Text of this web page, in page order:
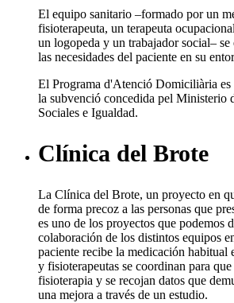
El equipo sanitario –formado por un
fisioterapeuta, un terapeuta
un logopeda y un trabajador social– se
las necesidades del paciente en su
El Programa d'Atenció Domiciliària es
la subvenció concedida pel Ministerio
Sociales e Igualdad.
Clínica del Brote
La Clínica del Brote, un proyecto en
de forma precoz a las personas que
es uno de los proyectos que podemos
colaboración de los distintos equipos
paciente recibe la medicación habitual
y fisioterapeutas se coordinan para
fisioterapia y se recojan datos que
una mejora a través de un estudio.